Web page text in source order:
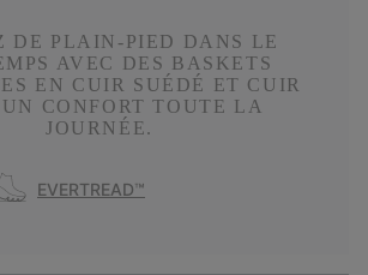
DE PLAIN-PIED DANS LE
AVEC DES BASKETS
EN CUIR SUÉDÉ ET CUIR
UN CONFORT TOUTE LA
JOURNÉE.
EVERTREAD™